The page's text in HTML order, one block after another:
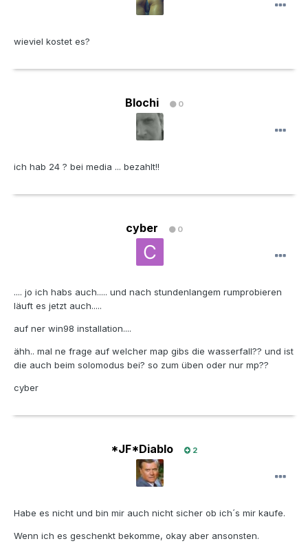
wieviel kostet es?
Blochi 0
ich hab 24 ? bei media ... bezahlt!!
cyber 0
.... jo ich habs auch..... und nach stundenlangem rumprobieren
läuft es jetzt auch.....
auf ner win98 installation....
ähh.. mal ne frage auf welcher map gibs die wasserfall?? und ist
die auch beim solomodus bei? so zum üben oder nur mp??
cyber
*JF*Diablo 2
Habe es nicht und bin mir auch nicht sicher ob ich´s mir kaufe.
Wenn ich es geschenkt bekomme, okay aber ansonsten.